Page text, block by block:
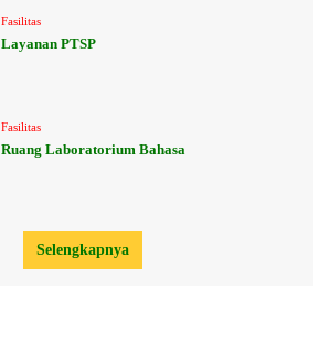
Fasilitas
Layanan PTSP
Fasilitas
Ruang Laboratorium Bahasa
Selengkapnya